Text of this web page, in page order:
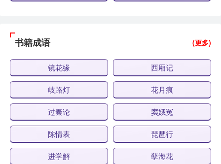
书籍成语 (更多)
镜花缘 西厢记
歧路灯 花月痕
过秦论 窦娥冤
陈情表 琵琶行
进学解 孽海花